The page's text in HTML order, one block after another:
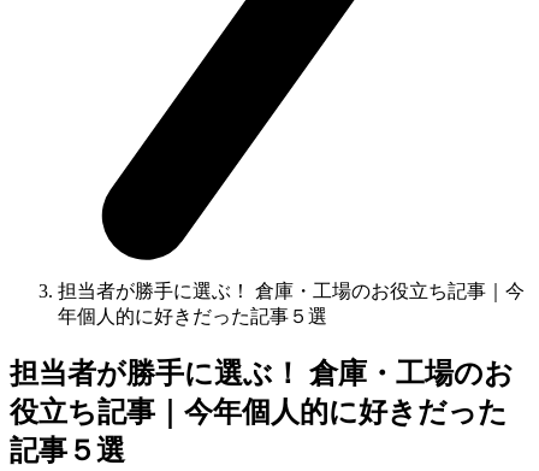
担当者が勝手に選ぶ！ 倉庫・工場のお役立ち記事｜今
年個人的に好きだった記事５選
担当者が勝手に選ぶ！ 倉庫・工場のお
役立ち記事｜今年個人的に好きだった
記事５選